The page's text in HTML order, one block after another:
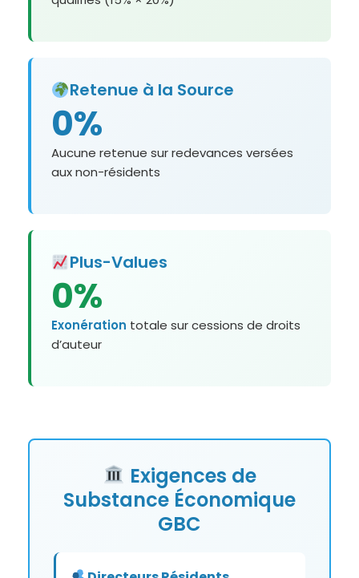
Retenue à la Source
0%
Aucune retenue sur redevances versées
aux non-résidents
Plus-Values
0%
Exonération totale sur cessions de droits
d’auteur
Exigences de
Substance Économique
GBC